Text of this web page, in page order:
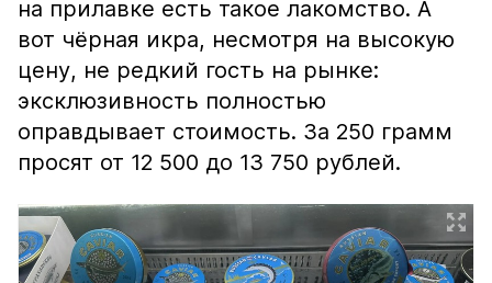
на прилавке есть такое лакомство. А
вот чёрная икра, несмотря на высокую
цену, не редкий гость на рынке:
эксклюзивность полностью
оправдывает стоимость. За 250 грамм
просят от 12 500 до 13 750 рублей.